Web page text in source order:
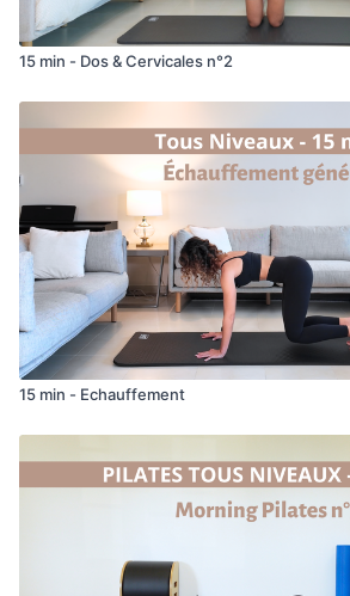
15 min - Dos & Cervicales n°2
15 min - Echauffement